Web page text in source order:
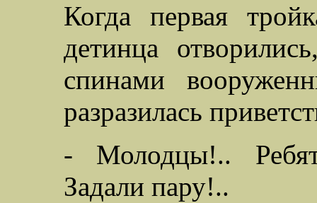
Когда первая
детинца
спинами
разразилась
- Молодцы!..
Задали пару!..